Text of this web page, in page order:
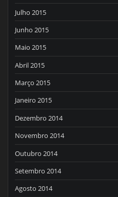
Julho 2015
Junho 2015
Maio 2015
Abril 2015
Março 2015
Janeiro 2015
Dezembro 2014
Novembro 2014
Outubro 2014
Setembro 2014
Agosto 2014